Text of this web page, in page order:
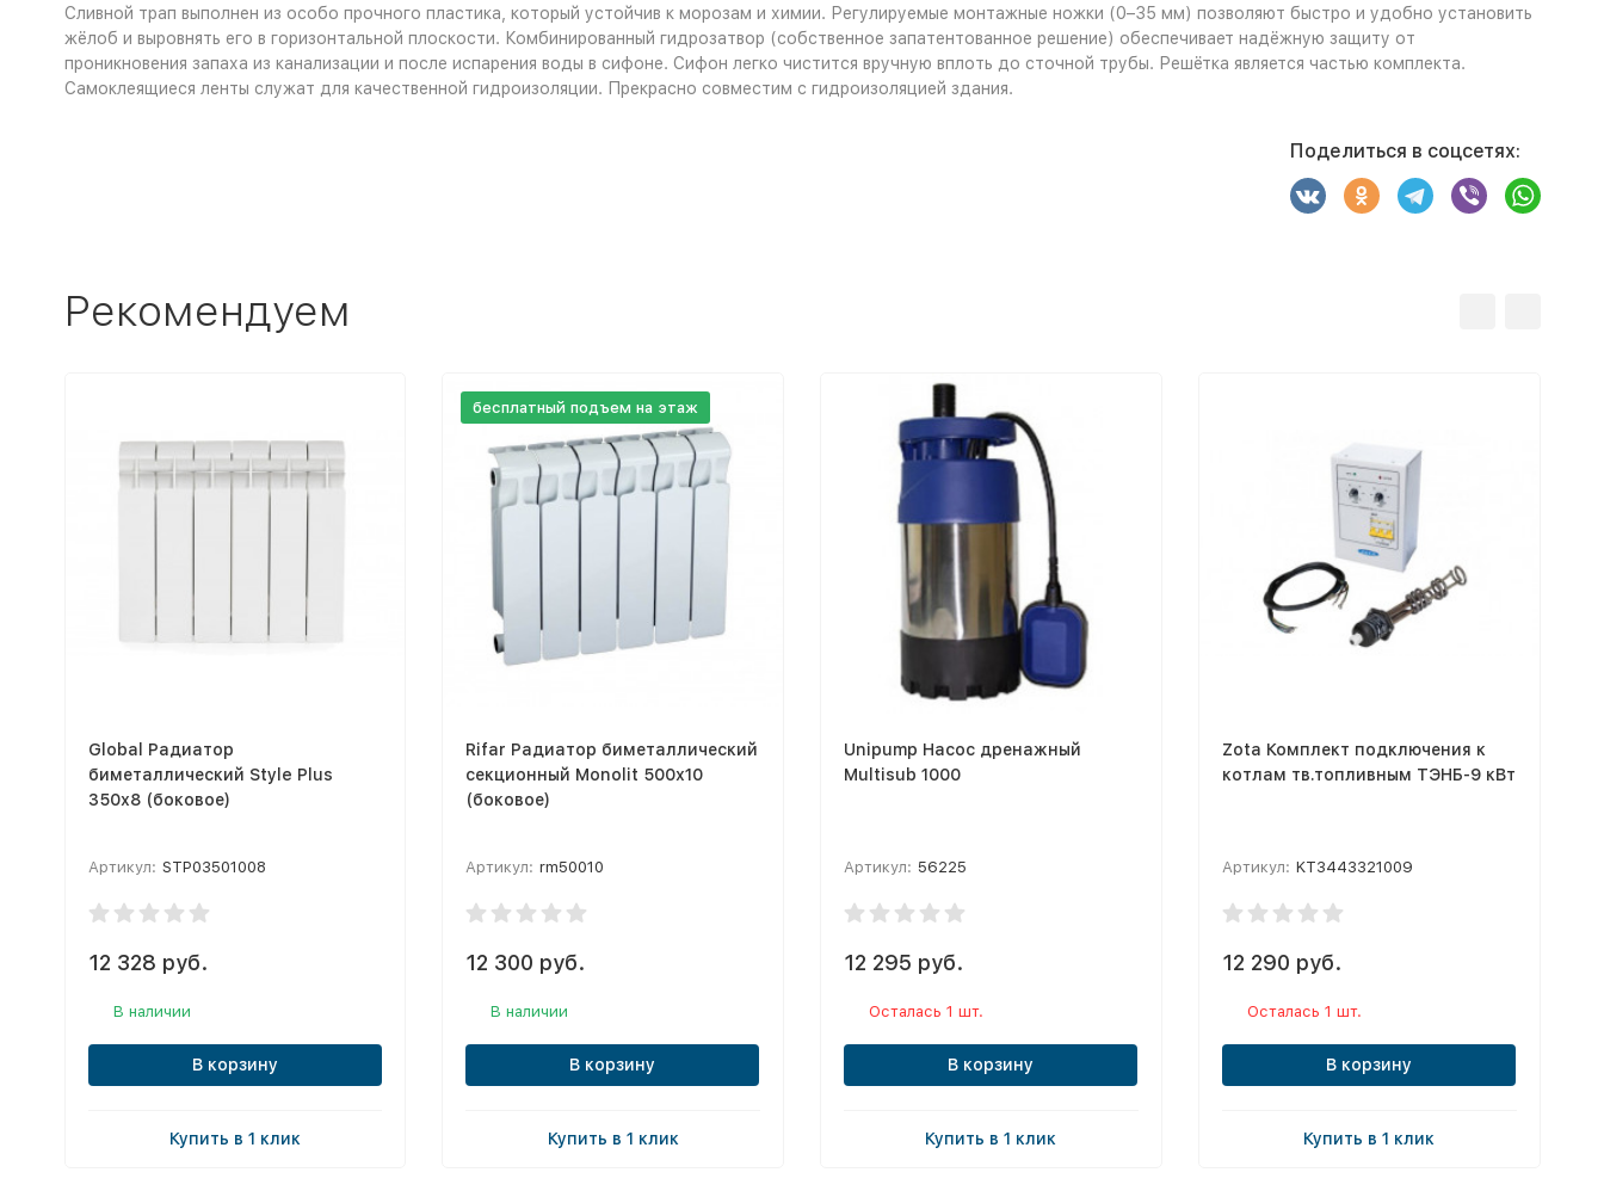
Сливной трап выполнен из особо прочного пластика, который устойчив к морозам и химии. Регулируемые монтажные ножки (0–35 мм) позволяют быстро и удобно установить
жёлоб и выровнять его в горизонтальной плоскости. Комбинированный гидрозатвор (собственное запатентованное решение) обеспечивает надёжную защиту от
проникновения запаха из канализации и после испарения воды в сифоне. Сифон легко чистится вручную вплоть до сточной трубы. Решётка является частью комплекта.
Самоклеящиеся ленты служат для качественной гидроизоляции. Прекрасно совместим с гидроизоляцией здания.
Поделиться в соцсетях:
Рекомендуем
Global Радиатор
биметаллический Style Plus
350х8 (боковое)
Артикул: STP03501008
12 328 руб.
В наличии
В корзину
Купить в 1 клик
бесплатный подъем на этаж
Rifar Радиатор биметаллический
секционный Monolit 500х10
(боковое)
Артикул: rm50010
12 300 руб.
В наличии
В корзину
Купить в 1 клик
Unipump Насос дренажный
Multisub 1000
Артикул: 56225
12 295 руб.
Осталась 1 шт.
В корзину
Купить в 1 клик
Zota Комплект подключения к
котлам тв.топливным ТЭНБ-9 кВт
Артикул: KT3443321009
12 290 руб.
Осталась 1 шт.
В корзину
Купить в 1 клик